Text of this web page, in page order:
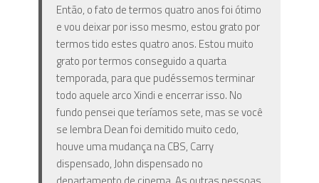
Então, o fato de termos quatro anos foi ótimo
e vou deixar por isso mesmo, estou grato por
termos tido estes quatro anos. Estou muito
grato por termos conseguido a quarta
temporada, para que pudéssemos terminar
todo aquele arco Xindi e encerrar isso. No
fundo pensei que teríamos sete, mas se você
se lembra Dean foi demitido muito cedo,
houve uma mudança na CBS, Carry
dispensado, John dispensado no